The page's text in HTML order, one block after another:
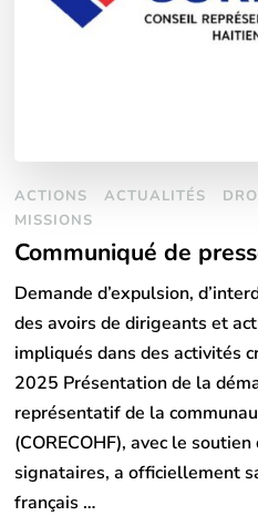
ACTIONS ACTUALITÉS
MISSIONS
Communiqué de
Demande d’expulsion,
des avoirs de dirigeants et
impliqués dans des activités
2025 Présentation de la
représentatif de la
(CORECOHF), avec le
signataires, a officiellement
français …